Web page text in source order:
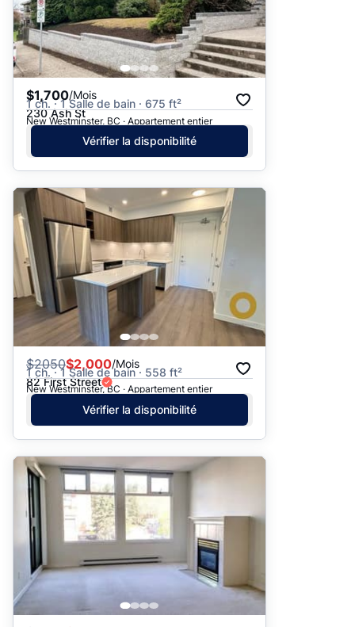
$1,700/Mois
1 ch. · 1 Salle de bain · 675 ft²
230 Ash St
New Westminster, BC · Appartement entier
Vérifier la disponibilité
$2050$2,000/Mois
1 ch. · 1 Salle de bain · 558 ft²
82 First Street
New Westminster, BC · Appartement entier
Vérifier la disponibilité